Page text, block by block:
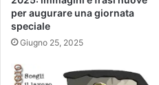
per augurare una giornata
speciale
Giugno 25, 2025